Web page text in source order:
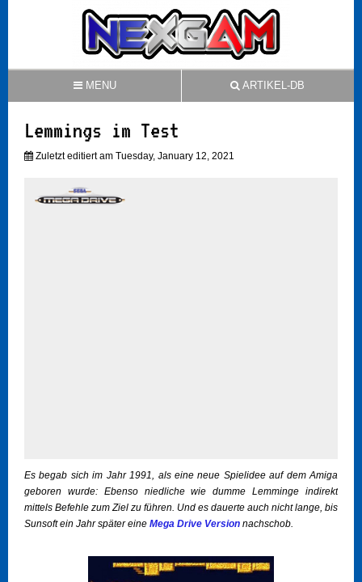
MENU ARTIKEL-DB
Lemmings im Test
Zuletzt editiert am Tuesday, January 12, 2021
Es begab sich im Jahr 1991, als eine neue Spielidee auf dem Amiga
geboren wurde: Ebenso niedliche wie dumme Lemminge indirekt
mittels Befehle zum Ziel zu führen. Und es dauerte auch nicht lange, bis
Sunsoft ein Jahr später eine Mega Drive Version nachschob.